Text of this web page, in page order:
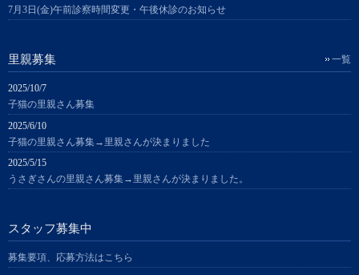
7月3日(金)午前診察時間変更・午後休診のお知らせ
里親募集 一覧
2025/10/7
子猫の里親さん募集
2025/6/10
子猫の里親さん募集→里親さんが決まりました
2025/5/15
うさぎさんの里親さん募集→里親さんが決まりました。
スタッフ募集中
募集要項、応募方法はこちら